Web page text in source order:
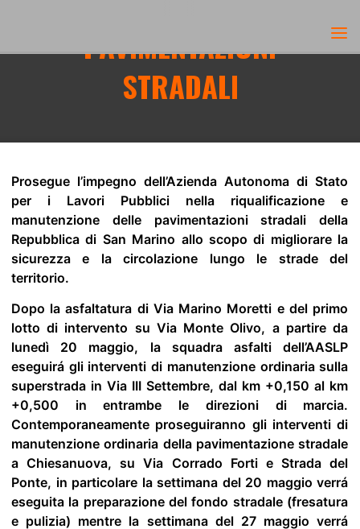
content
PAVIMENTAZIONI
STRADALI
Prosegue l’impegno dell’Azienda Autonoma di Stato
per i Lavori Pubblici nella riqualificazione e
manutenzione delle pavimentazioni stradali della
Repubblica di San Marino allo scopo di migliorare la
sicurezza e la circolazione lungo le strade del
territorio.
Dopo la asfaltatura di Via Marino Moretti e del primo
lotto di intervento su Via Monte Olivo, a partire da
lunedì 20 maggio, la squadra asfalti dell’AASLP
eseguirá gli interventi di manutenzione ordinaria sulla
superstrada in Via III Settembre, dal km +0,150 al km
+0,500 in entrambe le direzioni di marcia.
Contemporaneamente proseguiranno gli interventi di
manutenzione ordinaria della pavimentazione stradale
a Chiesanuova, su Via Corrado Forti e Strada del
Ponte, in particolare la settimana del 20 maggio verrá
eseguita la preparazione del fondo stradale (fresatura
e pulizia) mentre la settimana del 27 maggio verrá